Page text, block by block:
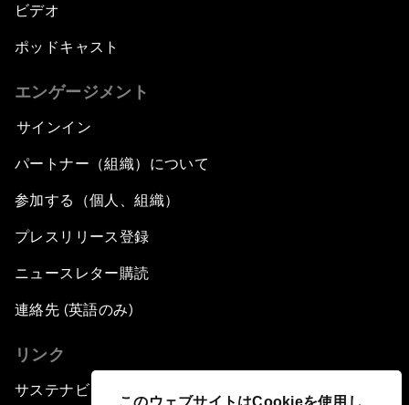
このウェブサイトはCookieを使用し
ビデオ
ポッドキャスト
エンゲージメント
サインイン
パートナー（組織）について
参加する（個人、組織）
プレスリリース登録
ニュースレター購読
連絡先 (英語のみ)
リンク
サステナビリティへの取り組み